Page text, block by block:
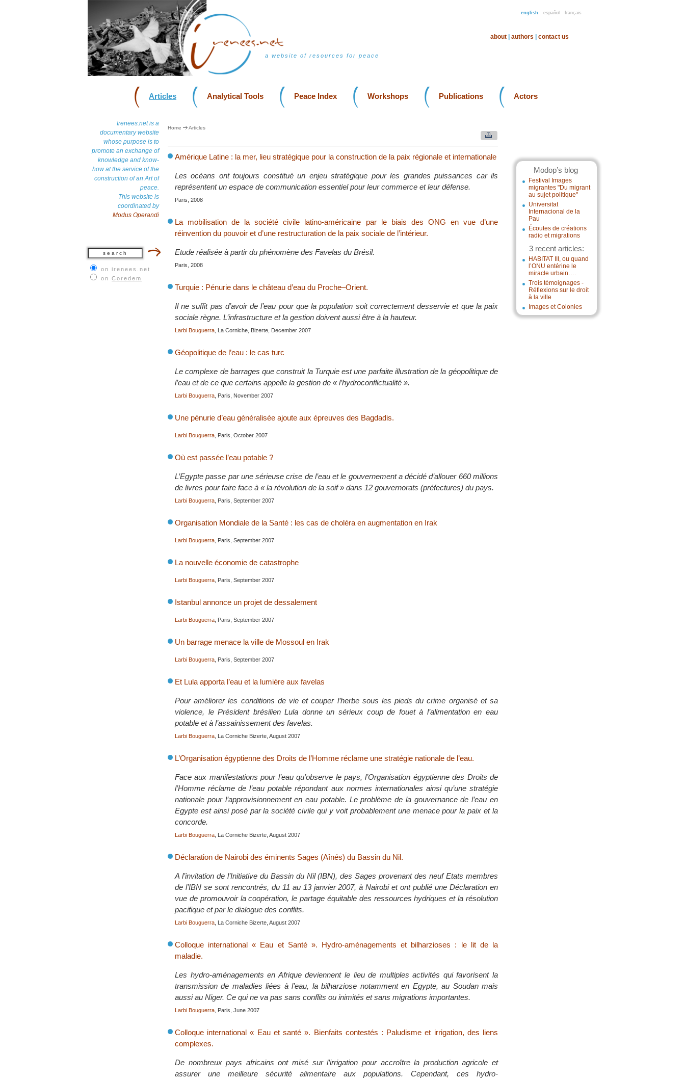
english español français
a website of resources for peace
about authors contact us
Articles Analytical Tools Peace Index Workshops Publications Actors
Irenees.net is a
documentary website
whose purpose is to
promote an exchange of
knowledge and know-
how at the service of the
construction of an Art of
peace.
This website is
coordinated by
Modus Operandi
on irenees.net
on Coredem
Modop’s blog
Festival Images
migrantes "Du migrant
au sujet politique"
Universitat
Internacional de la
Pau
Écoutes de créations
radio et migrations
3 recent articles:
HABITAT III, ou quand
l’ONU entérine le
miracle urbain….
Trois témoignages -
Réflexions sur le droit
à la ville
Images et Colonies
Home Articles
Amérique Latine : la mer, lieu stratégique pour la construction de la paix régionale et internationale
Les océans ont toujours constitué un enjeu stratégique pour les grandes puissances car ils
représentent un espace de communication essentiel pour leur commerce et leur défense.
Paris, 2008
La mobilisation de la société civile latino-américaine par le biais des ONG en vue d’une
réinvention du pouvoir et d’une restructuration de la paix sociale de l’intérieur.
Etude réalisée à partir du phénomène des Favelas du Brésil.
Paris, 2008
Turquie : Pénurie dans le château d’eau du Proche–Orient.
Il ne suffit pas d’avoir de l’eau pour que la population soit correctement desservie et que la paix
sociale règne. L’infrastructure et la gestion doivent aussi être à la hauteur.
Larbi Bouguerra , La Corniche, Bizerte, December 2007
Géopolitique de l’eau : le cas turc
Le complexe de barrages que construit la Turquie est une parfaite illustration de la géopolitique de
l’eau et de ce que certains appelle la gestion de « l’hydroconflictualité ».
Larbi Bouguerra , Paris, November 2007
Une pénurie d’eau généralisée ajoute aux épreuves des Bagdadis.
Larbi Bouguerra , Paris, October 2007
Où est passée l’eau potable ?
L’Egypte passe par une sérieuse crise de l’eau et le gouvernement a décidé d’allouer 660 millions
de livres pour faire face à « la révolution de la soif » dans 12 gouvernorats (préfectures) du pays.
Larbi Bouguerra , Paris, September 2007
Organisation Mondiale de la Santé : les cas de choléra en augmentation en Irak
Larbi Bouguerra , Paris, September 2007
La nouvelle économie de catastrophe
Larbi Bouguerra , Paris, September 2007
Istanbul annonce un projet de dessalement
Larbi Bouguerra , Paris, September 2007
Un barrage menace la ville de Mossoul en Irak
Larbi Bouguerra , Paris, September 2007
Et Lula apporta l’eau et la lumière aux favelas
Pour améliorer les conditions de vie et couper l’herbe sous les pieds du crime organisé et sa
violence, le Président brésilien Lula donne un sérieux coup de fouet à l’alimentation en eau
potable et à l’assainissement des favelas.
Larbi Bouguerra , La Corniche Bizerte, August 2007
L’Organisation égyptienne des Droits de l’Homme réclame une stratégie nationale de l’eau.
Face aux manifestations pour l’eau qu’observe le pays, l’Organisation égyptienne des Droits de
l’Homme réclame de l’eau potable répondant aux normes internationales ainsi qu’une stratégie
nationale pour l’approvisionnement en eau potable. Le problème de la gouvernance de l’eau en
Egypte est ainsi posé par la société civile qui y voit probablement une menace pour la paix et la
concorde.
Larbi Bouguerra , La Corniche Bizerte, August 2007
Déclaration de Nairobi des éminents Sages (Aînés) du Bassin du Nil.
A l’invitation de l’Initiative du Bassin du Nil (IBN), des Sages provenant des neuf Etats membres
de l’IBN se sont rencontrés, du 11 au 13 janvier 2007, à Nairobi et ont publié une Déclaration en
vue de promouvoir la coopération, le partage équitable des ressources hydriques et la résolution
pacifique et par le dialogue des conflits.
Larbi Bouguerra , La Corniche Bizerte, August 2007
Colloque international « Eau et Santé ». Hydro-aménagements et bilharzioses : le lit de la
maladie.
Les hydro-aménagements en Afrique deviennent le lieu de multiples activités qui favorisent la
transmission de maladies liées à l’eau, la bilharziose notamment en Egypte, au Soudan mais
aussi au Niger. Ce qui ne va pas sans conflits ou inimités et sans migrations importantes.
Larbi Bouguerra , Paris, June 2007
Colloque international « Eau et santé ». Bienfaits contestés : Paludisme et irrigation, des liens
complexes.
De nombreux pays africains ont misé sur l’irrigation pour accroître la production agricole et
assurer une meilleure sécurité alimentaire aux populations. Cependant, ces hydro-